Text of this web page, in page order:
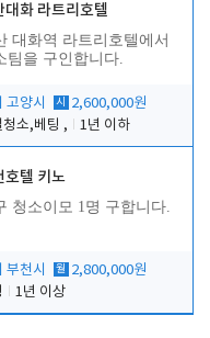
대화 라트리호텔
대화역 라트리호텔에서
팀을 구인합니다.
고양시 시
2,600,000원
청소,베팅 ,
1년 이하
호텔 키노
청소이모 1명 구합니다.
부천시 월 2,800,000원
1년 이상